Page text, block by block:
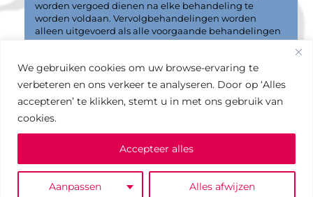
We gebruiken cookies om uw browse-ervaring te
verbeteren en ons verkeer te analyseren. Door op ‘Alles
accepteren’ te klikken, stemt u in met ons gebruik van
cookies.
Aanpassen Alles afwijzen
Accepteer alles
worden vergoed dienen na elke behandeling te
worden voldaan. Vervolgbehandelingen worden
alleen uitgevoerd als alle voorgaande behandelingen
zijn betaald. In de praktijk is een pinterminal
Fysio Kerkweg Oost is niet aansprakelijk voor schade
aan en/of vermissing van zich in dit gebouw of binnen
directe omgeving van dit gebouw bevindende
eigendommen/bezittingen van bezoekers.
het volledige huisreglement downloaden.